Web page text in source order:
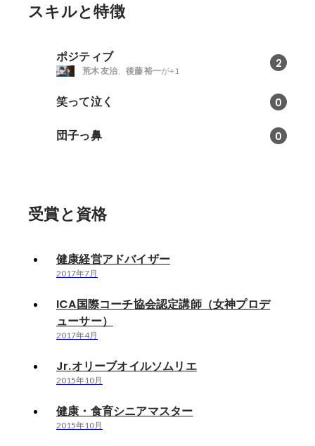
スキルと特徴
ポジティブ 2
荒木 友治、 後藤 裕一が+1
笑って泣く 0
団子っ鼻 0
受賞と資格
健康経営アドバイザー
2017年7月
ICA国際コーチ協会認定講師（女神プロデ
ューサー）
2017年4月
Jr.オリーブオイルソムリエ
2015年10月
健康・食育シニアマスター
2015年10月